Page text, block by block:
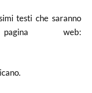
testi che saranno
web: